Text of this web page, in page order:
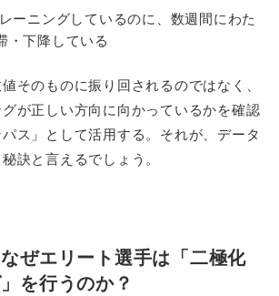
ーニングしているのに、数週間にわた
・下降している
そのものに振り回されるのではなく、
が正しい方向に向かっているかを確認
ス」として活用する。それが、データ
訣と言えるでしょう。
なぜエリート選手は「二極化
を行うのか？